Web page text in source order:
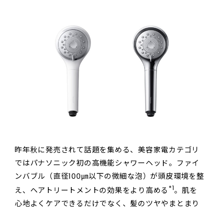
昨年秋に発売されて話題を集める、美容家電カテゴリ
ではパナソニック初の高機能シャワーヘッド。ファイ
ンバブル（直径100㎛以下の微細な泡）が頭皮環境を整
え、ヘアトリートメントの効果をより高める *1。肌を
心地よくケアできるだけでなく、髪のツヤやまとまり